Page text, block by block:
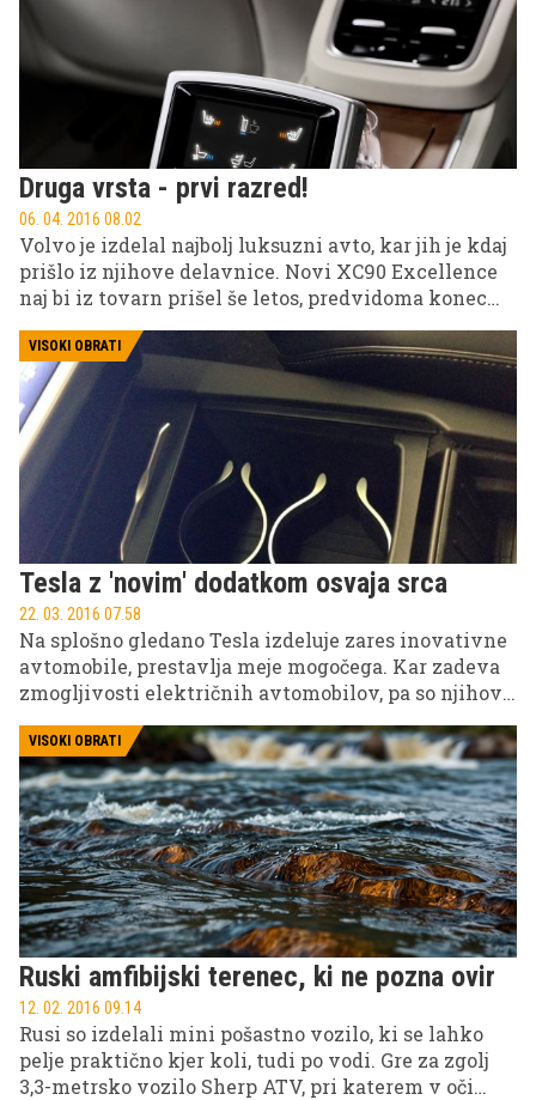
Druga vrsta - prvi razred!
06. 04. 2016 08.02
Volvo je izdelal najbolj luksuzni avto, kar jih je kdaj
prišlo iz njihove delavnice. Novi XC90 Excellence
naj bi iz tovarn prišel še letos, predvidoma konec
leta, kaj vse bo ponujal, pa si lahko ogledate v
nadaljevanju.
VISOKI OBRATI
Tesla z 'novim' dodatkom osvaja srca
22. 03. 2016 07.58
Na splošno gledano Tesla izdeluje zares inovativne
avtomobile, prestavlja meje mogočega. Kar zadeva
zmogljivosti električnih avtomobilov, pa so njihove
postavil definicijo električnega avtomobila, Model
S je redefiniral pojem luksuznega karavana, Model
X pa postavlja nove standarde na področju razvoja
električnih urbanih terencev. Kljub vsemu pa so vsi
Teslini avtomobili imeli doslej veliko
pomanjkljivost: držala za pijačo.
VISOKI OBRATI
Ruski amfibijski terenec, ki ne pozna ovir
12. 02. 2016 09.14
Rusi so izdelali mini pošastno vozilo, ki se lahko
pelje praktično kjer koli, tudi po vodi. Gre za zgolj
3,3-metrsko vozilo Sherp ATV, pri katerem v oči